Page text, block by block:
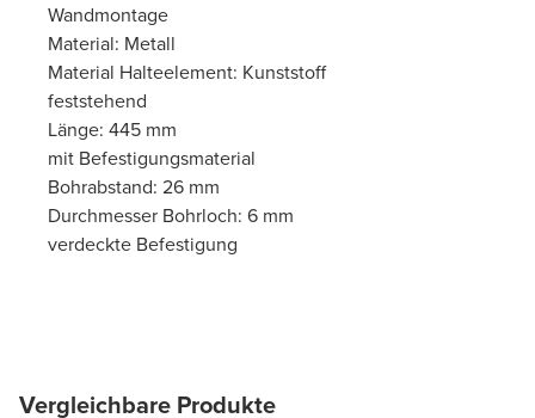
Wandmontage
Material: Metall
Material Halteelement: Kunststoff
feststehend
Länge: 445 mm
mit Befestigungsmaterial
Bohrabstand: 26 mm
Durchmesser Bohrloch: 6 mm
verdeckte Befestigung
Vergleichbare Produkte